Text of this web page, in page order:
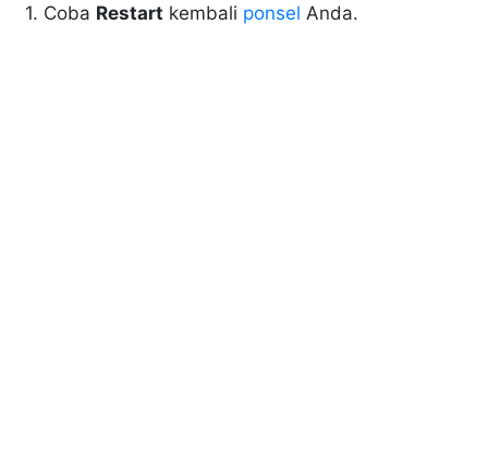
1. Coba Restart kembali ponsel Anda.